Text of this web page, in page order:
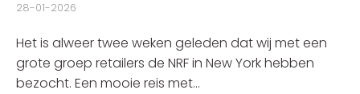
28-01-2026
Het is alweer twee weken geleden dat wij met een
grote groep retailers de NRF in New York hebben
bezocht. Een mooie reis met...